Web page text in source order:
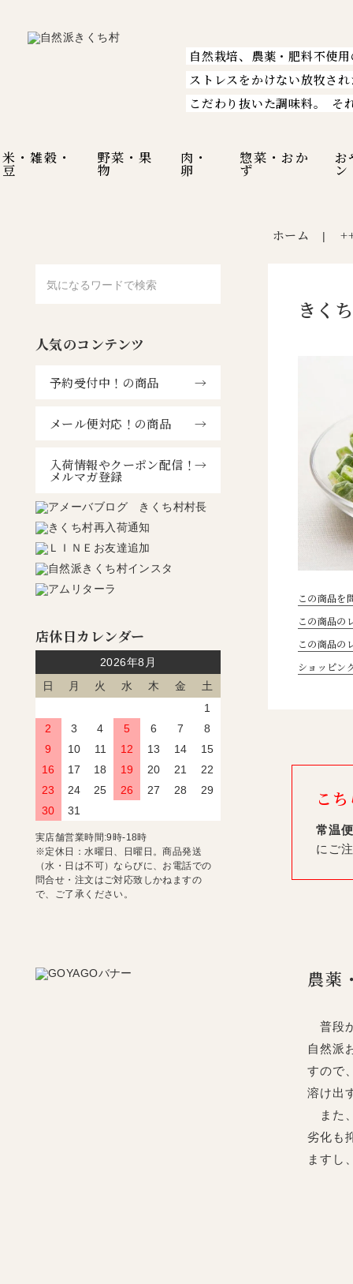
自然栽培、農薬・肥料不使
ストレスをかけない放牧さ
こだわり抜いた調味料。
そ
米・雑穀・
豆
野菜・果
物
肉・
卵
惣菜・おか
ず
お
ン
ホーム |
きく
この商品を
この商品の
この商品の
ショッピン
こ
常温
にご
農薬
普段
自然派
すので
溶け出
また
劣化も
ますし
人気のコンテンツ
予約受付中！の商品
メール便対応！の商品
入荷情報やクーポン配信！
メルマガ登録
店休日カレンダー
2026年8月
日
月 火 水 木 金
土
1
2
3 4 5 6 7
8
9
10 11 12 13 14
15
16
17 18 19 20 21
22
23
24 25 26 27 28
29
30
31
実店舗営業時間:9時-18時
※定休日：水曜日、日曜日。商品発送
（水・日は不可）ならびに、お電話での
問合せ・注文はご対応致しかねますの
で、ご了承ください。